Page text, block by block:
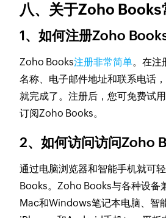
八、关于Zoho Books
1、如何注册Zoho
Zoho Books注册非常简单。在注
名称、电子邮件地址和联系电话
就完成了。注册后，您可免费试
订阅Zoho Books。
2、如何访问访问Zoho
通过电脑浏览器和智能手机就可
Books。Zoho Books与各种设备
Mac和Windows笔记本电脑、智